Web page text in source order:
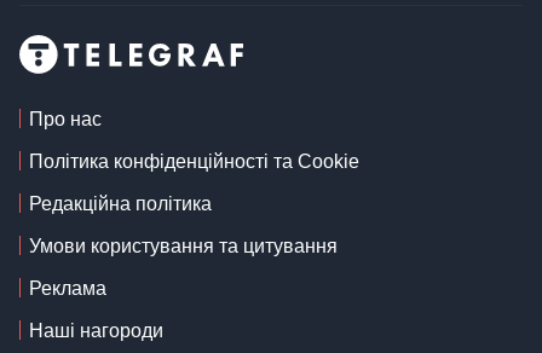
Про нас
Політика конфіденційності та Cookie
Редакційна політика
Умови користування та цитування
Реклама
Наші нагороди